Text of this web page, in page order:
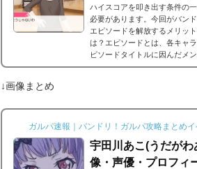
ハイスコアを叩き出す条件の
必要があります。今回がバン
エピソードを解放するメリッ
は？エピソードとは、各キャ
ピソードタイトルに因んだメ
ードは各キャラクターの詳細
↓画像まとめ
ガルパ速報｜バンドリ！ガルパ攻略まとめ
宇田川あこ(うだが
像・声優・プロフィ